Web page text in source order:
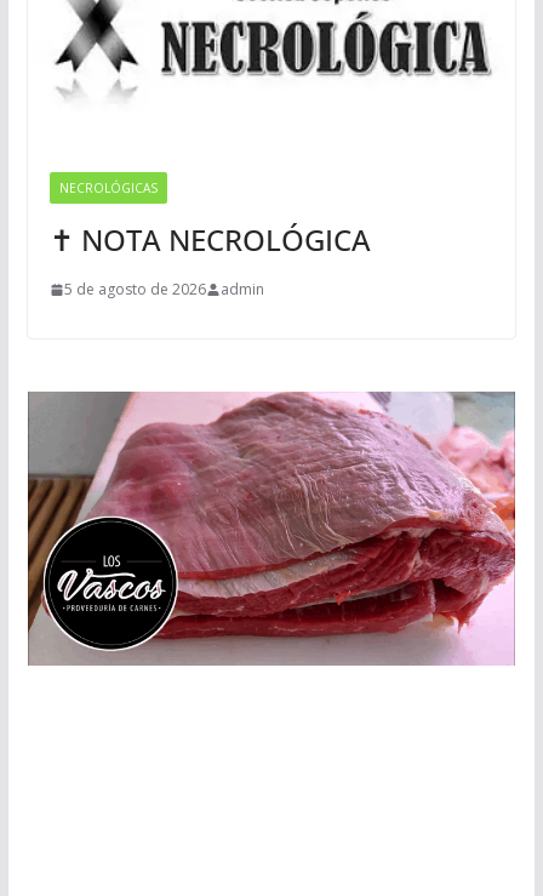
NECROLÓGICAS
✝ NOTA NECROLÓGICA
5 de agosto de 2026 admin